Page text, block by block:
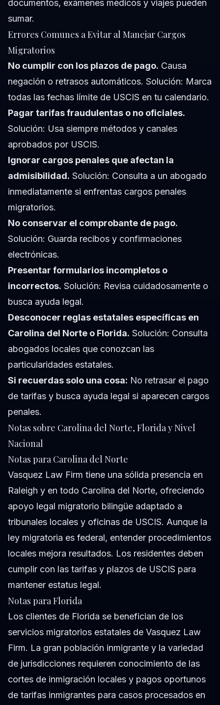
documentos, exámenes médicos y viajes pueden
sumar.
Errores Comunes a Evitar al Manejar Cargos
Migratorios
No cumplir con los plazos de pago. Causa
negación o retrasos automáticos. Solución: Marca
todas las fechas límite de USCIS en tu calendario.
Pagar tarifas fraudulentas o no oficiales.
Solución: Usa siempre métodos y canales
aprobados por USCIS.
Ignorar cargos penales que afectan la
admisibilidad. Solución: Consulta a un abogado
inmediatamente si enfrentas cargos penales
migratorios.
No conservar el comprobante de pago.
Solución: Guarda recibos y confirmaciones
electrónicas.
Presentar formularios incompletos o
incorrectos. Solución: Revisa cuidadosamente o
busca ayuda legal.
Desconocer reglas estatales específicas en
Carolina del Norte o Florida. Solución: Consulta
abogados locales que conozcan las
particularidades estatales.
Si recuerdas solo una cosa: No retrasar el pago
de tarifas y busca ayuda legal si aparecen cargos
penales.
Notas sobre Carolina del Norte, Florida y Nivel
Nacional
Notas para Carolina del Norte
Vasquez Law Firm tiene una sólida presencia en
Raleigh y en todo Carolina del Norte, ofreciendo
apoyo legal migratorio bilingüe adaptado a
tribunales locales y oficinas de USCIS. Aunque la
ley migratoria es federal, entender procedimientos
locales mejora resultados. Los residentes deben
cumplir con las tarifas y plazos de USCIS para
mantener estatus legal.
Notas para Florida
Los clientes de Florida se benefician de los
servicios migratorios estatales de Vasquez Law
Firm. La gran población inmigrante y la variedad
de jurisdicciones requieren conocimiento de las
cortes de inmigración locales y pagos oportunos
de tarifas inmigrantes para casos procesados en